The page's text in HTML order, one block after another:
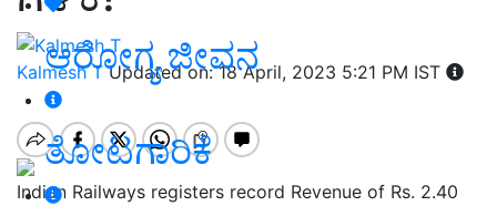
ಆರೋಗ್ಯ ಜೀವನ
ತೋಟಗಾರಿಕೆ
Kalmesh TUpdated on: 18 April, 2023 5:21 PM IST
Indian Railways registers record Revenue of Rs. 2.40